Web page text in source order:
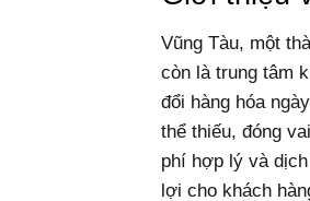
Vũng Tàu, một
còn là trung tâm
đổi hàng hóa
thể thiếu, đóng
phí hợp lý và
lợi cho khách